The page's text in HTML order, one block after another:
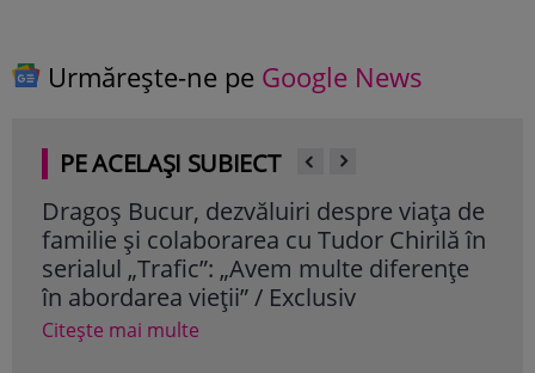
Urmărește-ne pe Google News
PE ACELAȘI SUBIECT
de
în
Cum a sărbătorit Ilie Năstase împlinirea
vârstei de 80 de ani: „Altceva nu îmi
doresc”
Citește mai multe